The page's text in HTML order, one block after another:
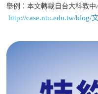
舉例：本文轉載自台大科教中
http://case.ntu.edu.tw/blog/